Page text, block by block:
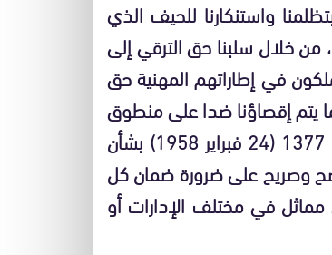
واستنكارنا للحيف الذي
خلال سلبنا حق الترقي إلى
في إطاراتهم المهنية حق
يتم إقصاؤنا ضدا على منطوق
الفصل31 من الظهير الشريف رقم 008-58-1 بتاريخ 4 شعبان 1377 (24 فبراير 1958) بشأن
وصريح على ضرورة ضمان كل
في مختلف الإدارات أو